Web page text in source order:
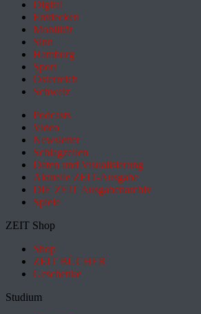
Digital
Entdecken
Mobilität
Sinn
Hamburg
Sport
Österreich
Schweiz
Podcasts
Video
Newsletter
Schlagzeilen
Daten und Visualisierung
Aktuelle ZEIT-Ausgabe
DIE ZEIT Ausgabenarchiv
Spiele
ZEIT Shop
Shop
ZEIT BÜCHER
Geschenke
Studium